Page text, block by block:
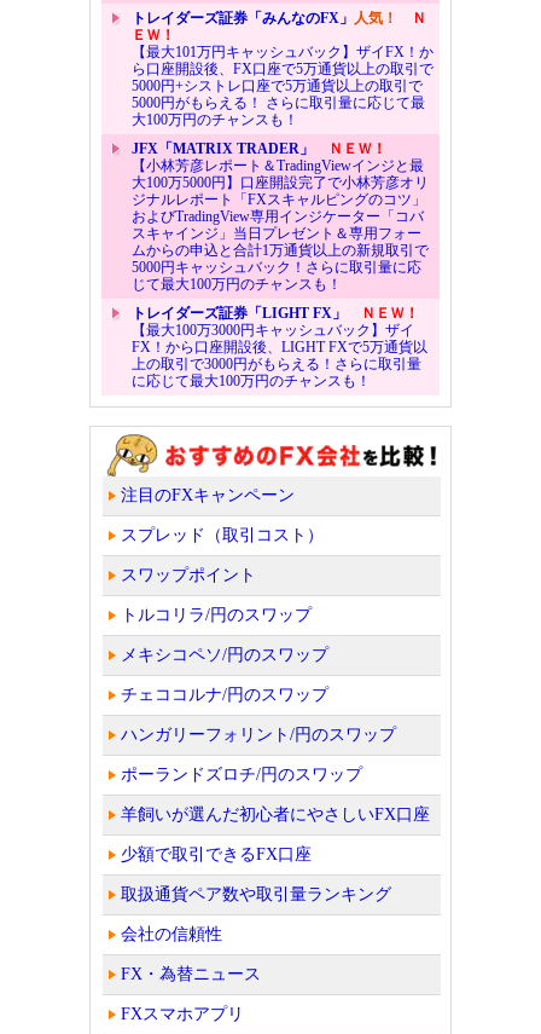
トレイダーズ証券「みんなのFX」 人気！
Ｎ
ＥＷ！
【最大101万円キャッシュバック】ザイFX！か
ら口座開設後、FX口座で5万通貨以上の取引で
5000円+シストレ口座で5万通貨以上の取引で
5000円がもらえる！ さらに取引量に応じて最
大100万円のチャンスも！
JFX「MATRIX TRADER」
ＮＥＷ！
【小林芳彦レポート＆TradingViewインジと最
大100万5000円】口座開設完了で小林芳彦オリ
ジナルレポート「FXスキャルピングのコツ」
およびTradingView専用インジケーター「コバ
スキャインジ」当日プレゼント＆専用フォー
ムからの申込と合計1万通貨以上の新規取引で
5000円キャッシュバック！さらに取引量に応
じて最大100万円のチャンスも！
トレイダーズ証券「LIGHT FX」
ＮＥＷ！
【最大100万3000円キャッシュバック】ザイ
FX！から口座開設後、LIGHT FXで5万通貨以
上の取引で3000円がもらえる！さらに取引量
に応じて最大100万円のチャンスも！
注目のFXキャンペーン
スプレッド（取引コスト）
スワップポイント
トルコリラ/円のスワップ
メキシコペソ/円のスワップ
チェココルナ/円のスワップ
ハンガリーフォリント/円のスワップ
ポーランドズロチ/円のスワップ
羊飼いが選んだ初心者にやさしいFX口座
少額で取引できるFX口座
取扱通貨ペア数や取引量ランキング
会社の信頼性
FX・為替ニュース
FXスマホアプリ